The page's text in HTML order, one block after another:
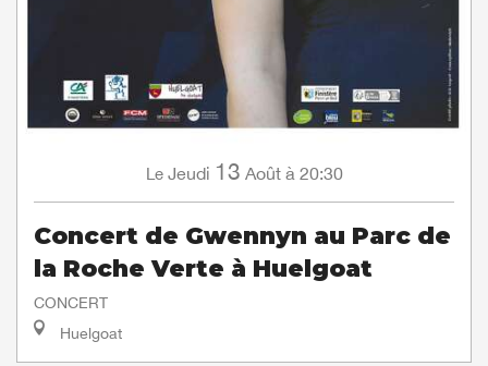
Le Jeudi 13 Août à 20:30
Concert de Gwennyn au Parc de
la Roche Verte à Huelgoat
CONCERT
Huelgoat